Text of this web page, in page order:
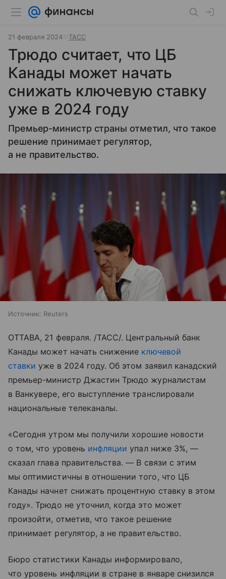
21 февраля 2024 ТАСС
Трюдо считает, что ЦБ
Канады может начать
снижать ключевую ставку
уже в 2024 году
Премьер-министр страны отметил, что такое
решение принимает регулятор,
а не правительство.
Источник: Reuters
ОТТАВА, 21 февраля. /ТАСС/. Центральный банк
Канады может начать снижение ключевой
ставки уже в 2024 году. Об этом заявил канадский
премьер-министр Джастин Трюдо журналистам
в Ванкувере, его выступление транслировали
национальные телеканалы.
«Сегодня утром мы получили хорошие новости
о том, что уровень инфляции упал ниже 3%, —
сказал глава правительства. — В связи с этим
мы оптимистичны в отношении того, что ЦБ
Канады начнет снижать процентную ставку в этом
году». Трюдо не уточнил, когда это может
произойти, отметив, что такое решение
принимает регулятор, а не правительство.
Бюро статистики Канады информировало,
что уровень инфляции в стране в январе снизился